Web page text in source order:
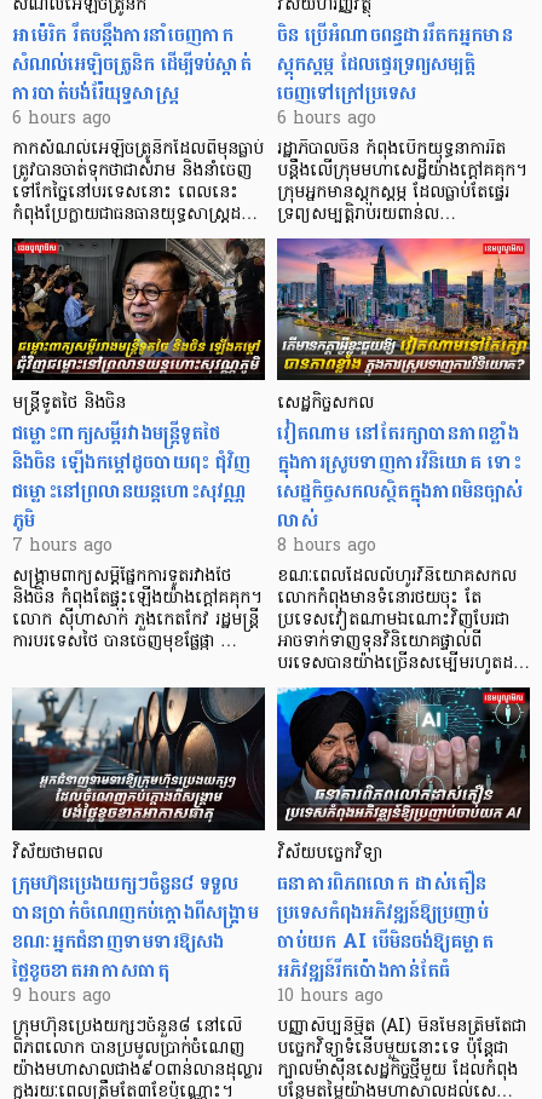
សំណល់អេឡិចត្រូនិក
អាម៉េរិក រឹតបន្តឹងការនាំចេញកាក
សំណល់អេឡិចត្រូនិក ដើម្បីទប់ស្កាត់
ការបាត់បង់រ៉ែយុទ្ធសាស្ត្រ
6 hours ago
កាក​សំណល់​អេឡិច​ត្រូនិកដែល​ពីមុនធ្លាប់​
ត្រូវបានចាត់ទុកថាជាសំរាម និងនាំចេញ
ទៅកែច្នៃនៅបរទេស​នោះ ពេលនេះ
កំពុងប្រែក្លាយជាធនធានយុទ្ធសាស្ត្រដ…
វិស័យហិរញ្ញវត្ថុ
ចិន ប្រើ​អំណាចពន្ធដាររឹតកអ្នកមាន
ស្ដុកស្ដម្ភ ដែលផ្ទេរទ្រព្យសម្បត្តិ
ចេញទៅក្រៅប្រទេស
6 hours ago
រដ្ឋាភិបាលចិន កំពុងបើកយុទ្ធនាការរឹត
បន្តឹងលើក្រុមមហាសេដ្ឋី​យ៉ាង​ក្ដៅគគុក។
​ក្រុមអ្នកមានស្ដុកស្ដម្ភ ដែល​ធ្លាប់​តែផ្ទេរ
ទ្រព្យសម្បត្តិរាប់រយពាន់ល…
មន្ត្រីទូតថៃ និងចិន
ជម្លោះពាក្យសម្តីរវាងមន្ត្រីទូតថៃ
និងចិន ឡើងកម្ដៅដូចបាយពុះ ជុំវិញ
ជម្លោះនៅព្រលានយន្តហោះសុវណ្ណ
ភូមិ
7 hours ago
សង្គ្រាមពាក្យសម្តីផ្នែកការទូតរវាងថៃ
និងចិន កំពុងតែផ្ទុះឡើងយ៉ាងក្តៅគគុក។
លោក ស៊ីហាសាក់ ភួងកេតកែវ រដ្ឋមន្ត្រី
ការបរទេសថៃ បានចេញមុខផ្លែផ្កា …
សេដ្ឋកិច្ចសកល
វៀតណាម នៅតែរក្សាបានភាពខ្លាំង
ក្នុងការស្រូបទាញការវិនិយោគ​ ទោះ
សេដ្ឋកិច្ចសកលស្ថិតក្នុងភាពមិនច្បាស់
លាស់
8 hours ago
ខណៈពេលដែលលំហូរវិនិយោគសកល
លោកកំពុងមានទំនោរថយចុះ តែ
ប្រទេសវៀតណាមឯណោះវិញបែរជា
អាចទាក់ទាញទុនវិនិយោគផ្ទាល់ពី
បរទេសបានយ៉ាងច្រើនសម្បើមរហូតដ…
វិស័យថាមពល
ក្រុមហ៊ុនប្រេងយក្សៗចំនួន៨ ទទួល
បានប្រាក់ចំណេញកប់ក្តោងពីសង្គ្រាម
ខណៈអ្នកជំនាញទាមទារឱ្យសង
ថ្លៃខូចខាតអាកាសធាតុ
9 hours ago
ក្រុមហ៊ុនប្រេងយក្សៗចំនួន៨ នៅលើ
ពិភពលោក បានប្រមូលប្រាក់ចំណេញ
យ៉ាងមហាសាលជាង៩០ពាន់លានដុល្លារ
ក្នុងរយៈពេលត្រឹមតែ៣ខែប៉ុណ្ណោះ។
វិស័យបច្ចេកវិទ្យា
ធនាគារពិភពលោក ដាស់តឿន
ប្រទេសកំពុងអភិវឌ្ឍន៍ឱ្យប្រញាប់
ចាប់យក AI បើមិនចង់ឱ្យគម្លាត
អភិវឌ្ឍន៍រីកប៉ោងកាន់តែធំ
10 hours ago
បញ្ញាសិប្បនិម្មិត (AI) មិនមែនត្រឹមតែជា
បច្ចេកវិទ្យាទំនើបមួយនោះទេ ប៉ុន្តែជា
ក្បាលម៉ាស៊ីនសេដ្ឋកិច្ចថ្មីមួយ ដែលកំពុង
បន្ថែមតម្លៃយ៉ាងមហាសាលដល់សេ…